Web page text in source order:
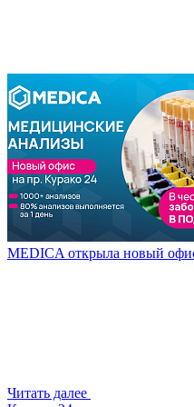
MEDICA открыла новый
Читать далее